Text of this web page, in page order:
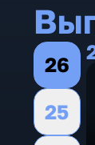
26
25